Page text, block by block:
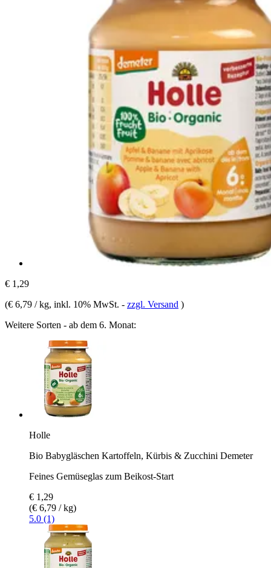
€ 1,29
(€ 6,79 / kg, inkl. 10% MwSt. - zzgl. Versand )
Weitere Sorten - ab dem 6. Monat:
Holle
Bio Babygläschen Kartoffeln, Kürbis & Zucchini Demeter
Feines Gemüseglas zum Beikost-Start
€ 1,29
(€ 6,79 / kg)
5.0 (1)